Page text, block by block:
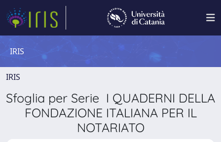
IRIS
IRIS
Sfoglia per Serie I QUADERNI DELLA
FONDAZIONE ITALIANA PER IL
NOTARIATO